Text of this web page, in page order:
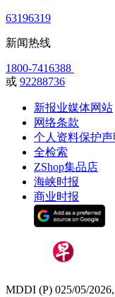
63196319
新闻热线
1800-7416388
或 92288736
新报业媒体网站
网络条款
个人资料保护声
全检索
ZShop集品店
海峡时报
商业时报
MDDI (P) 025/05/